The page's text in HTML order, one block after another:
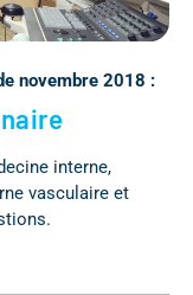
novembre 2018 :
interne,
vasculaire et